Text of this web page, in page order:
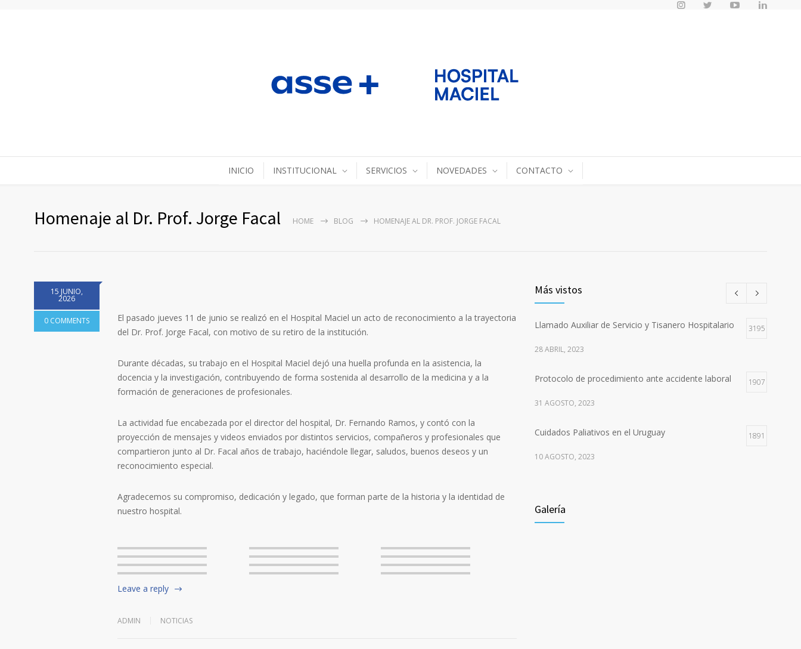
INICIO INSTITUCIONAL SERVICIOS NOVEDADES CONTACTO
Homenaje al Dr. Prof. Jorge Facal HOME BLOG HOMENAJE AL DR. PROF. JORGE FACAL
15 JUNIO,
2026
0 COMMENTS
El pasado jueves 11 de junio se realizó en el Hospital Maciel un acto de reconocimiento a la trayectoria
del Dr. Prof. Jorge Facal, con motivo de su retiro de la institución.
Durante décadas, su trabajo en el Hospital Maciel dejó una huella profunda en la asistencia, la
docencia y la investigación, contribuyendo de forma sostenida al desarrollo de la medicina y a la
formación de generaciones de profesionales.
La actividad fue encabezada por el director del hospital, Dr. Fernando Ramos, y contó con la
proyección de mensajes y videos enviados por distintos servicios, compañeros y profesionales que
compartieron junto al Dr. Facal años de trabajo, haciéndole llegar, saludos, buenos deseos y un
reconocimiento especial.
Agradecemos su compromiso, dedicación y legado, que forman parte de la historia y la identidad de
nuestro hospital.
Leave a reply
ADMIN NOTICIAS
Más vistos
Llamado Auxiliar de Servicio y Tisanero Hospitalario 3195
28 ABRIL, 2023
Protocolo de procedimiento ante accidente laboral 1907
31 AGOSTO, 2023
Cuidados Paliativos en el Uruguay 1891
10 AGOSTO, 2023
17 JUNIO, 2023
Galería